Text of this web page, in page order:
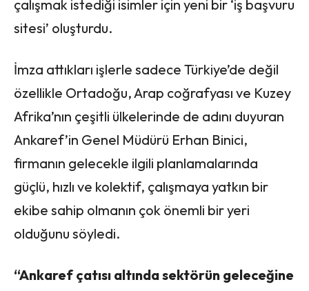
çalışmak istediği isimler için yeni bir ‘iş başvuru
sitesi’ oluşturdu.
İmza attıkları işlerle sadece Türkiye’de değil
özellikle Ortadoğu, Arap coğrafyası ve Kuzey
Afrika’nın çeşitli ülkelerinde de adını duyuran
Ankaref’in Genel Müdürü Erhan Binici,
firmanın gelecekle ilgili planlamalarında
güçlü, hızlı ve kolektif, çalışmaya yatkın bir
ekibe sahip olmanın çok önemli bir yeri
olduğunu söyledi.
“Ankaref çatısı altında sektörün geleceğine